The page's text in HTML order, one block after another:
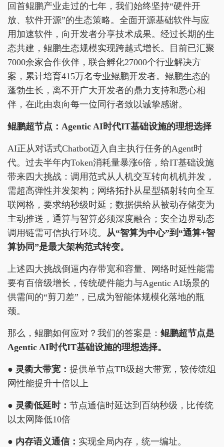
回首鲲鹏产业走过的七年，我们始终坚持“硬件开
放、软件开源”的生态策略。全面开源基础软件与应
用加速软件，向开发者分享技术成果。经过长期的生
态共建，鲲鹏生态规模实现跨越式增长。目前已汇聚
7000余家合作伙伴，联合孵化27000个行业解决方
案，累计培育415万名专业鲲鹏开发者。鲲鹏生态的
蓬勃生长，离不开广大开发者的鼎力支持和悉心相
伴，在此由衷向每一位同行者致以诚挚感谢。
鲲鹏超节点：Agentic AI时代IT基础设施的理想选择
AI正从对话式Chatbot迈入自主执行任务的Agent时
代。过去半年内Token消耗量暴涨6倍，给IT基础设施
带来四大挑战：调用范式从人机交互转向机机并发，
需超高弹性并发架构；网络拓扑从星型辐射转向全互
联网格，要求纳秒级时延；数据供给从被动存储变为
主动推送，通算与智算必须深度融合；安全边界动态
调用链需可信执行环境。 从“智算为中心”到“通算+智
算协同”是最大架构范式转变。
上述四大挑战倒逼内存带宽和容量、网络时延性能需
要有百倍级增长，传统硬件能力与Agentic AI场景的
供需间的“剪刀差”，已成为智能体规模化落地的瓶
颈。
那么，鲲鹏如何应对？我们的答案是： 鲲鹏超节点是
Agentic AI时代IT基础设施的理想选择。
● 灵衢大带宽： 提供单节点TB级超大带宽，较传统组
网性能提升十倍以上
● 灵衢低延时： 节点通信时延达到百纳秒级，比传统
以太网降低10倍
● 内存语义通信： 实现全局内存，统一编址。